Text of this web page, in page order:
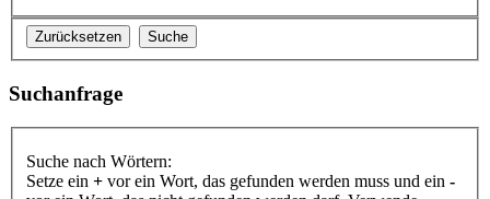
Suchanfrage
Suche nach Wörtern:
Setze ein + vor ein Wort, das gefunden werden muss und ein -